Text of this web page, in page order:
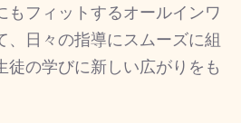
もフィットするオールインワ
、日々の指導にスムーズに組
徒の学びに新しい広がりをも